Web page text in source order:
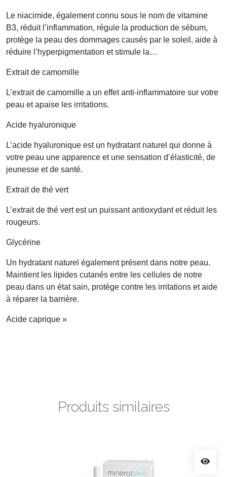
Le niacimide, également connu sous le nom de vitamine
B3, réduit l’inflammation, régule la production de sébum,
protège la peau des dommages causés par le soleil, aide à
réduire l’hyperpigmentation et stimule la…
Extrait de camomille
L’extrait de camomille a un effet anti-inflammatoire sur votre
peau et apaise les irritations.
Acide hyaluronique
L’acide hyaluronique est un hydratant naturel qui donne à
votre peau une apparence et une sensation d’élasticité, de
jeunesse et de santé.
Extrait de thé vert
L’extrait de thé vert est un puissant antioxydant et réduit les
rougeurs.
Glycérine
Un hydratant naturel également présent dans notre peau.
Maintient les lipides cutanés entre les cellules de notre
peau dans un état sain, protège contre les irritations et aide
à réparer la barrière.
Acide caprique »
Produits similaires